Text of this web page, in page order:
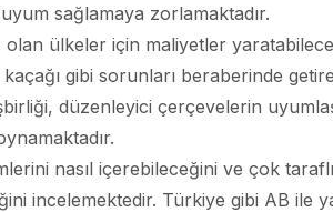
sağlamaya zorlamaktadır.
ülkeler için maliyetler
gibi sorunları beraberinde
düzenleyici çerçevelerin
nasıl içerebileceğini ve çok
incelemektedir. Türkiye gibi AB ile